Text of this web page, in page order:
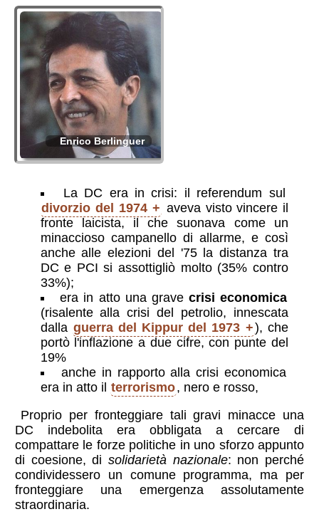
Enrico Berlinguer
La DC era in crisi: il referendum sul
divorzio del 1974
aveva visto vincere il
fronte laicista, il che suonava come un
minaccioso campanello di allarme, e così
anche alle elezioni del '75 la distanza tra
DC e PCI si assottigliò molto (35% contro
33%);
era in atto una grave crisi economica
(risalente alla crisi del petrolio, innescata
dalla guerra del Kippur del 1973
), che
portò l'inflazione a due cifre, con punte del
19%
anche in rapporto alla crisi economica
era in atto il terrorismo, nero e rosso,
Proprio per fronteggiare tali gravi minacce una
DC indebolita era obbligata a cercare di
compattare le forze politiche in uno sforzo appunto
di coesione, di solidarietà nazionale: non perché
condividessero un comune programma, ma per
fronteggiare una emergenza assolutamente
straordinaria.